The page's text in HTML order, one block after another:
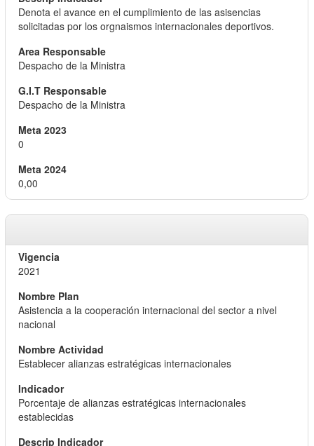
Denota el avance en el cumplimiento de las asisencias
solicitadas por los orgnaismos internacionales deportivos.
Despacho de la Ministra
Despacho de la Ministra
0
0,00
2021
Asistencia a la cooperación internacional del sector a nivel
nacional
Establecer alianzas estratégicas internacionales
Porcentaje de alianzas estratégicas internacionales
establecidas